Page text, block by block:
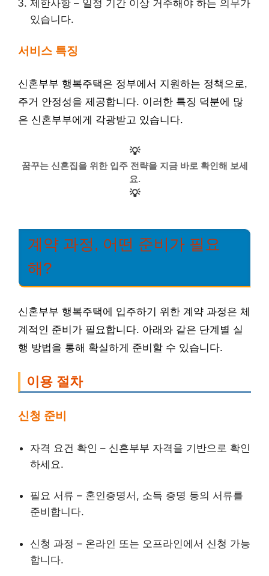
제한사항 – 일정 기간 이상 거주해야 하는 의무가
있습니다.
서비스 특징
신혼부부 행복주택은 정부에서 지원하는 정책으로,
주거 안정성을 제공합니다. 이러한 특징 덕분에 많
은 신혼부부에게 각광받고 있습니다.
💡
꿈꾸는 신혼집을 위한 입주 전략을 지금 바로 확인해 보세
요.
💡
계약 과정, 어떤 준비가 필요
해?
신혼부부 행복주택에 입주하기 위한 계약 과정은 체
계적인 준비가 필요합니다. 아래와 같은 단계별 실
행 방법을 통해 확실하게 준비할 수 있습니다.
이용 절차
신청 준비
자격 요건 확인 – 신혼부부 자격을 기반으로 확인
하세요.
필요 서류 – 혼인증명서, 소득 증명 등의 서류를
준비합니다.
신청 과정 – 온라인 또는 오프라인에서 신청 가능
합니다.